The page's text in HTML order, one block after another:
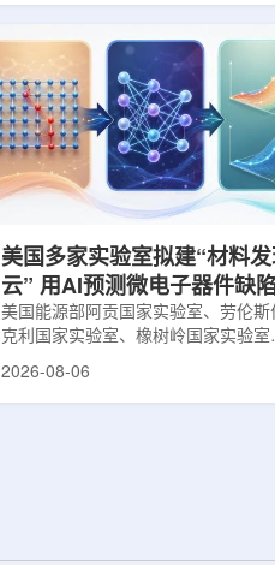
台湾中央研究院和加拿大萨斯喀彻温
LEPS2/Solenoid合作组，首次利用光
束实验观测到含有反K介子的原子核
一成果为确认反K介子原子核的存在
了新的实验证据，也为理解高密度核
质和中性子星内部结构提供了重要线
索。研究团队在日本兵库县大型同步
射设施SP...
美国多家实验室拟建“材料
云” 用AI预测微电子器件缺
响
美国能源部阿贡国家实验室、劳伦斯
克利国家实验室、橡树岭国家实验室
西北大学的研究人员正计划开发材料
2026-08-06